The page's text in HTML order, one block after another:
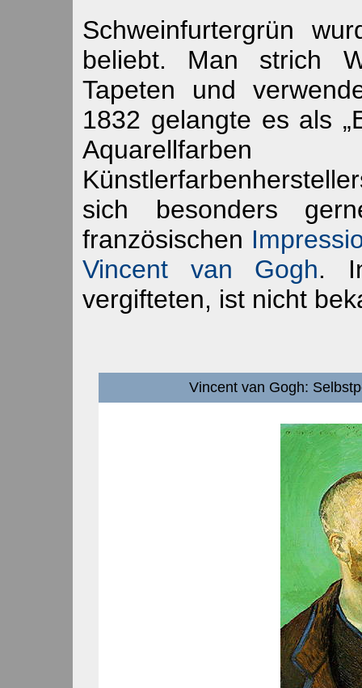
Schweinfurtergrün
beliebt. Man strich
Tapeten und
1832 gelangte es als
sich besonders
französischen
Vincent van Gogh.
vergifteten, ist nicht
Vincent van Gogh: